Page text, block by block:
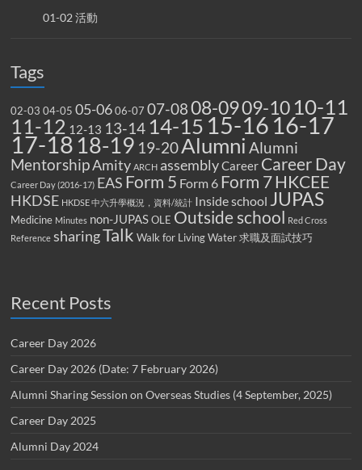
01-02 活動
Tags
02-03 04-05 05-06 06-07 07-0808-0909-10 10-11
11-12 12-13 13-14 14-15 15-16 16-17
17-18 18-19 19-20Alumni Alumni
MentorshipAmity ARCH assemblyCareer Career Day
Career Day (2016-17) EAS Form 5 Form 6 Form 7HKCEE
HKDSE HKDSE 中六升學概況，資料/統計 Inside school JUPAS
Medicine Minutes non-JUPAS OLE Outside school Red Cross
Reference sharingTalk Walk for Living Water 求職及面試技巧
Recent Posts
Career Day 2026
Career Day 2026 (Date: 7 February 2026)
Alumni Sharing Session on Overseas Studies (4 September, 2025)
Career Day 2025
Alumni Day 2024